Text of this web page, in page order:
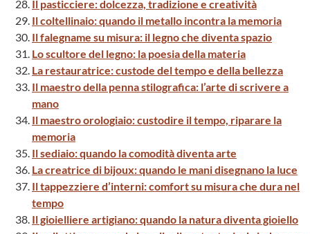
Il pasticciere: dolcezza, tradizione e creatività
Il coltellinaio: quando il metallo incontra la memoria
Il falegname su misura: il legno che diventa spazio
Lo scultore del legno: la poesia della materia
La restauratrice: custode del tempo e della bellezza
Il maestro della penna stilografica: l’arte di scrivere a
mano
Il maestro orologiaio: custodire il tempo, riparare la
memoria
Il sediaio: quando la comodità diventa arte
La creatrice di bijoux: quando le mani disegnano la luce
Il tappezziere d’interni: comfort su misura che dura nel
tempo
Il gioielliere artigiano: quando la natura diventa gioiello